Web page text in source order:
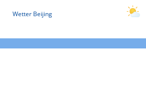
Wetter Beijing